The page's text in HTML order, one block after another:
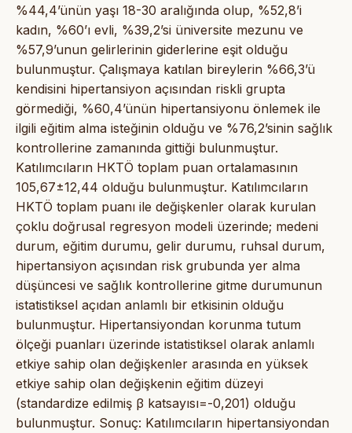
%44,4’ünün yaşı 18-30 aralığında olup, %52,8’i
kadın, %60’ı evli, %39,2’si üniversite mezunu ve
%57,9’unun gelirlerinin giderlerine eşit olduğu
bulunmuştur. Çalışmaya katılan bireylerin %66,3’ü
kendisini hipertansiyon açısından riskli grupta
görmediği, %60,4’ünün hipertansiyonu önlemek ile
ilgili eğitim alma isteğinin olduğu ve %76,2’sinin sağlık
kontrollerine zamanında gittiği bulunmuştur.
Katılımcıların HKTÖ toplam puan ortalamasının
105,67±12,44 olduğu bulunmuştur. Katılımcıların
HKTÖ toplam puanı ile değişkenler olarak kurulan
çoklu doğrusal regresyon modeli üzerinde; medeni
durum, eğitim durumu, gelir durumu, ruhsal durum,
hipertansiyon açısından risk grubunda yer alma
düşüncesi ve sağlık kontrollerine gitme durumunun
istatistiksel açıdan anlamlı bir etkisinin olduğu
bulunmuştur. Hipertansiyondan korunma tutum
ölçeği puanları üzerinde istatistiksel olarak anlamlı
etkiye sahip olan değişkenler arasında en yüksek
etkiye sahip olan değişkenin eğitim düzeyi
(standardize edilmiş β katsayısı=-0,201) olduğu
bulunmuştur. Sonuç: Katılımcıların hipertansiyondan